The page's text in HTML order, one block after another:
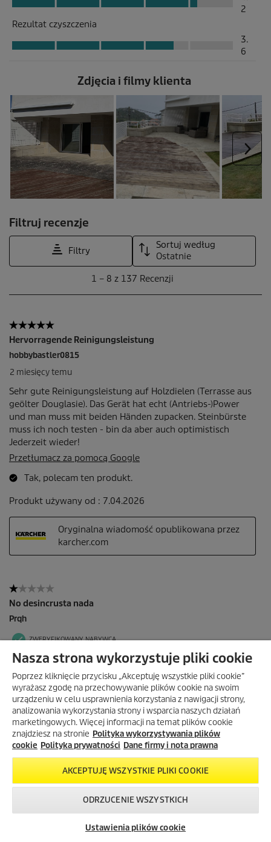
Z KODEM OGROD25
RABAT 25% NA NARZĘDZIA
OGRODOWE I PRODUKTY DO
NAWADNIANIA!
Z kodemOGROD25rabat25%
narzędzia ogrodowe i produkty
do nawadniania przy zakupach od
299 zł!
Kod:
sklepie
internetowym
Nasza strona wykorzystuje pliki cookie
Poprzez kliknięcie przycisku „Akceptuję wszystkie pliki cookie”
wyrażasz zgodę na przechowywanie plików cookie na swoim
urządzeniu w celu usprawnienia korzystania z nawigacji strony,
analizowania wykorzystania strony i wsparcia naszych działań
marketingowych. Więcej informacji na temat plików cookie
znajdziesz na stronie Polityka wykorzystywania plików
cookie Polityka prywatności Dane firmy i nota prawna
AKCEPTUJĘ WSZYSTKIE PLIKI COOKIE
ODRZUCENIE WSZYSTKICH
Ustawienia plików cookie